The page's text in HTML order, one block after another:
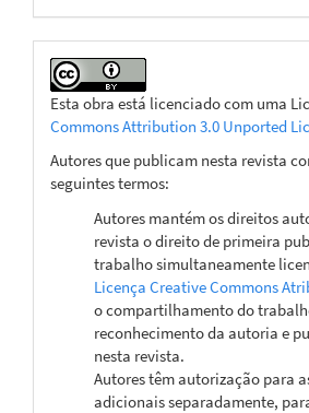
Esta obra está licenciado com uma
Commons Attribution 3.0 Unported
Autores que publicam nesta revista
seguintes termos:
Autores mantém os direitos
revista o direito de primeira
trabalho simultaneamente
Licença Creative Commons
o compartilhamento do
reconhecimento da autoria e
nesta revista.
Autores têm autorização para
adicionais separadamente,